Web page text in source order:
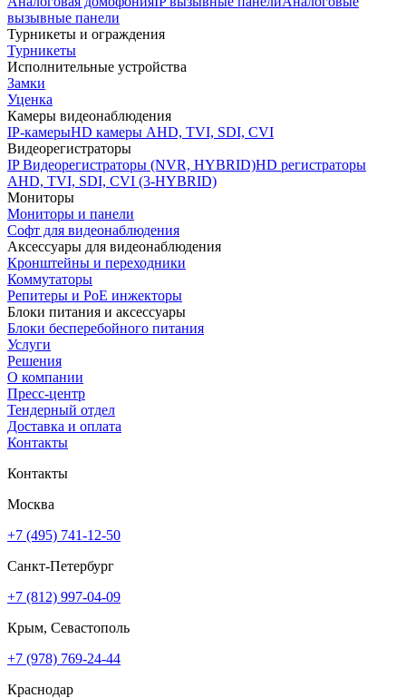
вызывные панели
Турникеты и ограждения
Турникеты
Исполнительные устройства
Замки
Уценка
Камеры видеонаблюдения
IP-камерыHD камеры AHD, TVI, SDI, CVI
Видеорегистраторы
IP Видеорегистраторы (NVR, HYBRID)HD регистраторы
AHD, TVI, SDI, CVI (3-HYBRID)
Мониторы
Мониторы и панели
Софт для видеонаблюдения
Аксессуары для видеонаблюдения
Кронштейны и переходники
Коммутаторы
Репитеры и PoE инжекторы
Блоки питания и аксессуары
Блоки бесперебойного питания
Услуги
Решения
О компании
Пресс-центр
Тендерный отдел
Доставка и оплата
Контакты
Контакты
Москва
+7 (495) 741-12-50
Санкт-Петербург
+7 (812) 997-04-09
Крым, Севастополь
+7 (978) 769-24-44
Краснодар